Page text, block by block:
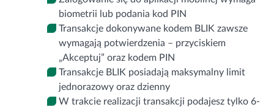
biometrii lub podania kod PIN
Transakcje dokonywane kodem BLIK zawsze
wymagają potwierdzenia – przyciskiem
„Akceptuj” oraz kodem PIN
Transakcje BLIK posiadają maksymalny limit
jednorazowy oraz dzienny
W trakcie realizacji transakcji podajesz tylko 6-